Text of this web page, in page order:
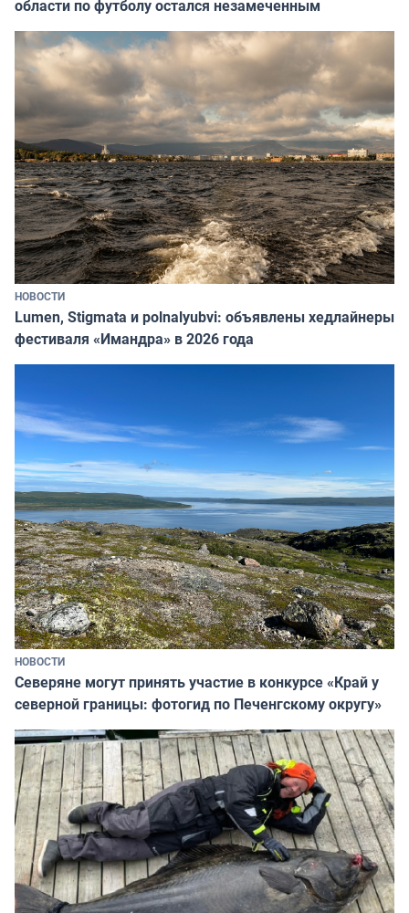
области по футболу остался незамеченным
НОВОСТИ
Lumen, Stigmata и polnalyubvi: объявлены хедлайнеры
фестиваля «Имандра» в 2026 года
НОВОСТИ
Северяне могут принять участие в конкурсе «Край у
северной границы: фотогид по Печенгскому округу»